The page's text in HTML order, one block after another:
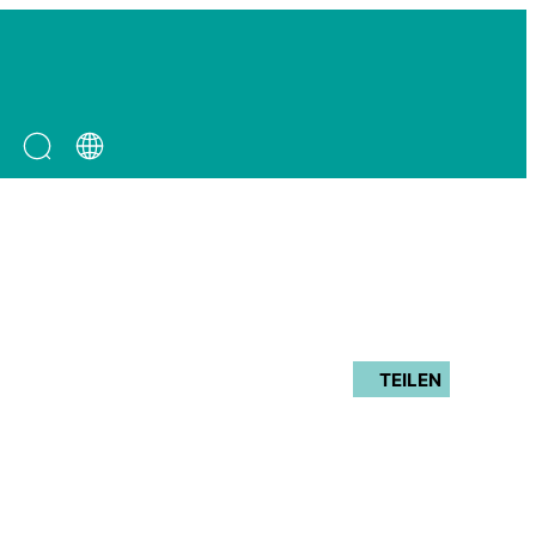
TEILEN